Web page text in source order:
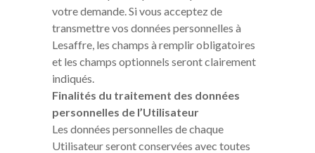
votre demande. Si vous acceptez de
transmettre vos données personnelles à
Lesaffre, les champs à remplir obligatoires
et les champs optionnels seront clairement
indiqués.
Finalités du traitement des données
personnelles de l’Utilisateur
Les données personnelles de chaque
Utilisateur seront conservées avec toutes